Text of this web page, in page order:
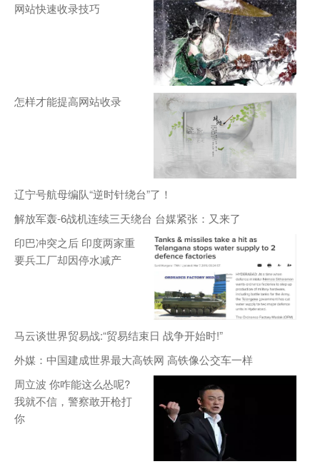
网站快速收录技巧
怎样才能提高网站收录
辽宁号航母编队“逆时针绕台”了！
解放军轰-6战机连续三天绕台 台媒紧张：又来了
印巴冲突之后 印度两家重
要兵工厂却因停水减产
马云谈世界贸易战:“贸易结束日 战争开始时!”
外媒：中国建成世界最大高铁网 高铁像公交车一样
周立波 你咋能这么怂呢?
我就不信，警察敢开枪打
你